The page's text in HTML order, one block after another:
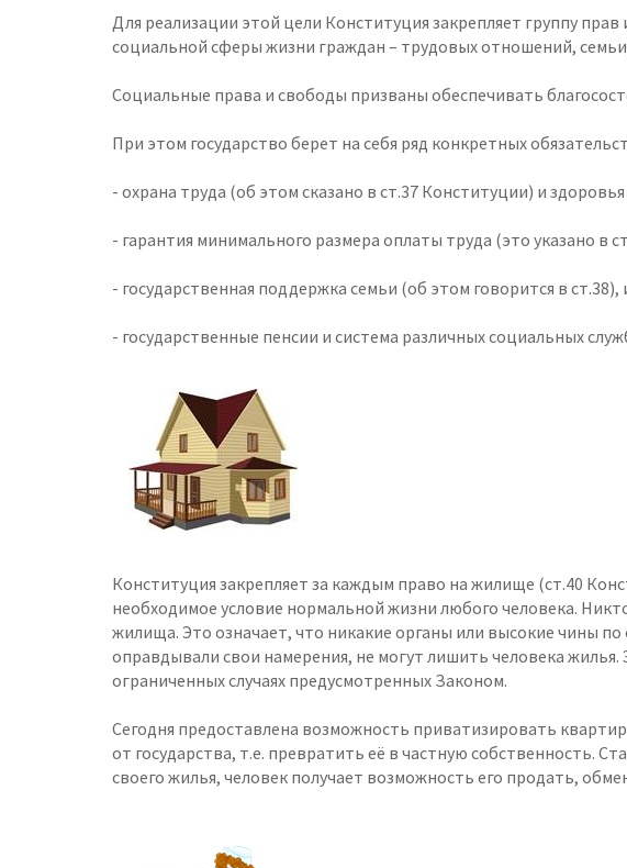
Для реализации этой цели Конституция закрепляет группу
социальной сферы жизни граждан – трудовых отношений,
Социальные права и свободы призваны обеспечивать
При этом государство берет на себя ряд конкретных
- охрана труда (об этом сказано в ст.37 Конституции) и
- гарантия минимального размера оплаты труда (это указано в
- государственная поддержка семьи (об этом говорится в
- государственные пенсии и система различных социальных
Конституция закрепляет за каждым право на жилище (ст.40
необходимое условие нормальной жизни любого человека.
жилища. Это означает, что никакие органы или высокие чины
оправдывали свои намерения, не могут лишить человека
ограниченных случаях предусмотренных Законом.
Сегодня предоставлена возможность приватизировать
от государства, т.е. превратить её в частную собственность.
своего жилья, человек получает возможность его продать,